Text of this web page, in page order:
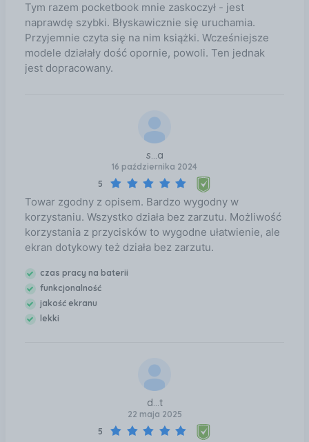
Tym razem pocketbook mnie zaskoczył - jest
naprawdę szybki. Błyskawicznie się uruchamia.
Przyjemnie czyta się na nim książki. Wcześniejsze
modele działały dość opornie, powoli. Ten jednak
jest dopracowany.
s...a
16 października 2024
5
Towar zgodny z opisem. Bardzo wygodny w
korzystaniu. Wszystko działa bez zarzutu. Możliwość
korzystania z przycisków to wygodne ułatwienie, ale
ekran dotykowy też działa bez zarzutu.
czas pracy na baterii
funkcjonalność
jakość ekranu
lekki
d...t
22 maja 2025
5